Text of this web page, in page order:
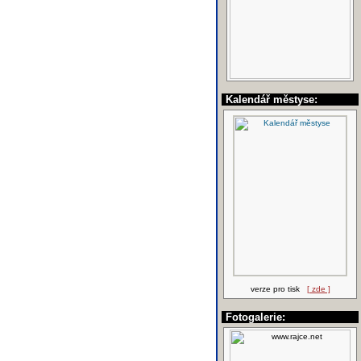
Kalendář městyse:
verze pro tisk [ zde ]
Fotogalerie: